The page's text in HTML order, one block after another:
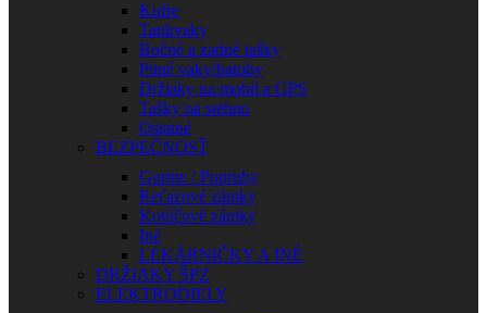
Kufre
Tankvaky
Bočné a zadné tašky
Pitné vaky/batohy
Držiaky na mobil a GPS
Tašky na stehno
Ostatné
BEZPEČNOSŤ
Gurtne / Popruhy
Reťazové zámky
Kotúčové zámky
Iné
LEKÁRNIČKY A INÉ
DRŽIAKY ŠPZ
ELEKTRODIELY